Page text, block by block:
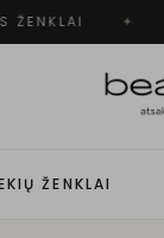
ŽENKLAI
ŽENKLAI